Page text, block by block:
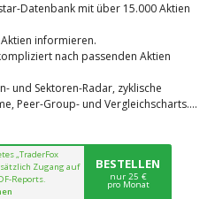
Datenbank mit über 15.000 Aktien
informieren.
nach passenden Aktien
und Sektoren-Radar, zyklische
Peer-Group- und Vergleichscharts....
„TraderFox
Zugang auf
Reports.
BESTELLEN
nur 25 €
pro Monat